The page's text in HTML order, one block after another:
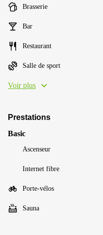
Brasserie
Bar
Restaurant
Salle de sport
Voir plus
Prestations
Basic
Ascenseur
Internet fibre
Porte-vélos
Sauna